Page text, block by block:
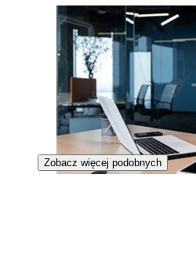
Zobacz więcej podobnych